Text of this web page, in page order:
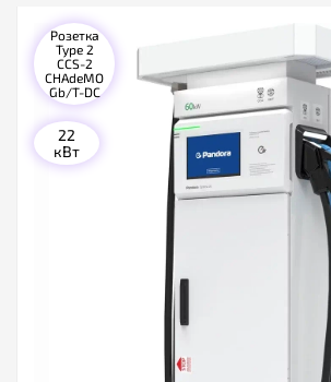
Розетка
Type 2
CCS-2
CHAdeMO
Gb/T-DC
22
кВт